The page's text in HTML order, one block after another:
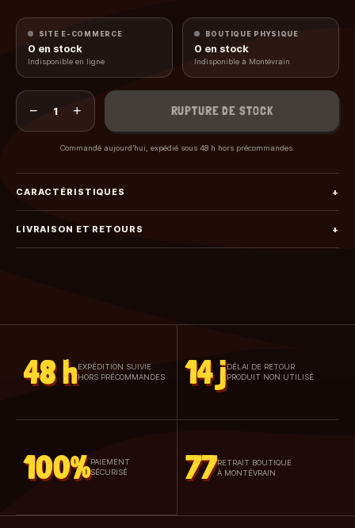
SITE E-COMMERCE
0 en stock
Indisponible en ligne
BOUTIQUE PHYSIQUE
0 en stock
Indisponible à Montévrain
− 1 + RUPTURE DE STOCK
Commandé aujourd’hui, expédié sous 48 h hors précommandes.
CARACTÉRISTIQUES +
LIVRAISON ET RETOURS +
48 h EXPÉDITION SUIVIE
HORS PRÉCOMMANDES
14 jDÉLAI DE RETOUR
PRODUIT NON UTILISÉ
100% PAIEMENT
SÉCURISÉ
77RETRAIT BOUTIQUE
À MONTÉVRAIN